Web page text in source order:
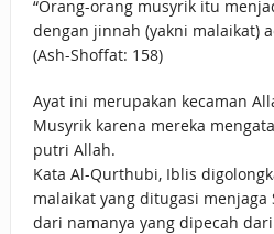
“Orang-orang musyrik itu
dengan jinnah (yakni malaikat)
(Ash-Shoffat: 158)
Ayat ini merupakan kecaman
Musyrik karena mereka
putri Allah.
Kata Al-Qurthubi, Iblis
malaikat yang ditugasi
dari namanya yang dipecah